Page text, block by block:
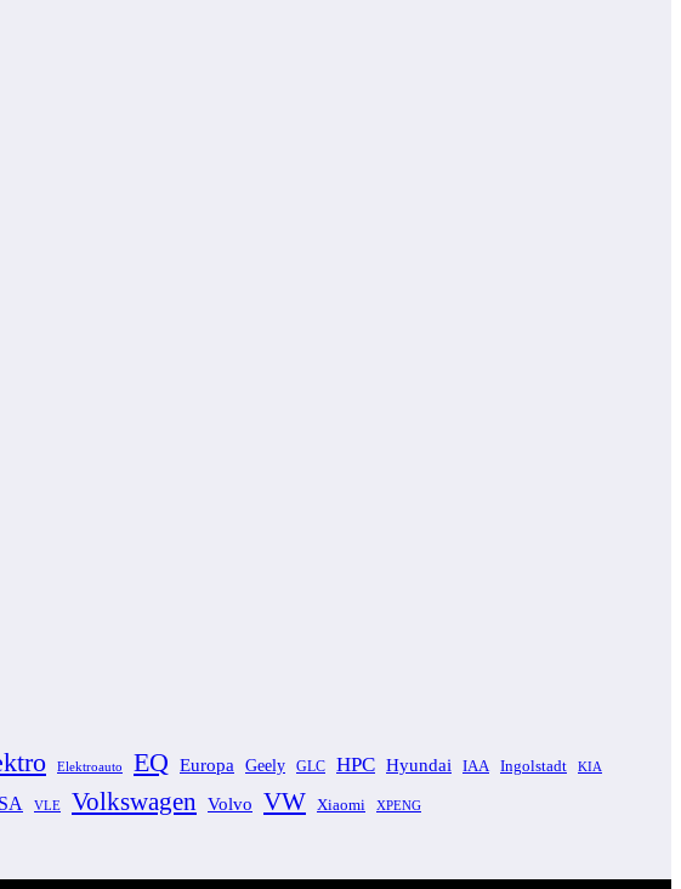
Elektroauto EQ Europa Geely GLC HPC Hyundai IAA Ingolstadt KIA
VLE Volkswagen Volvo VW Xiaomi XPENG